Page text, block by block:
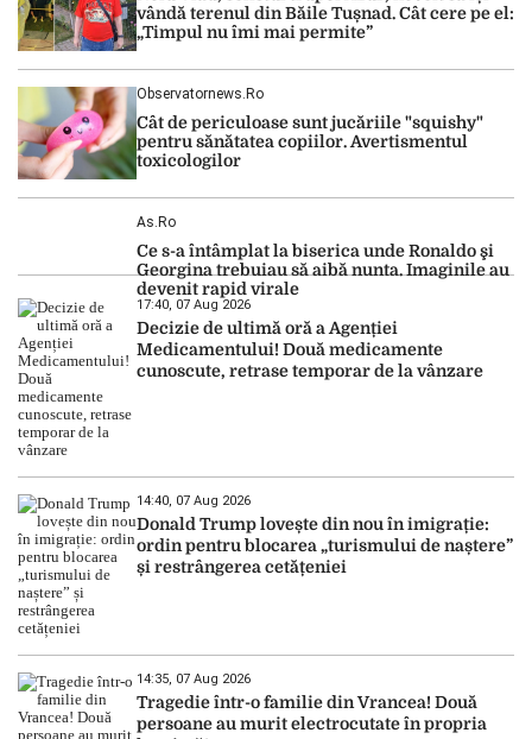
vândă terenul din Băile Tușnad. Cât cere pe el:
„Timpul nu îmi mai permite”
Observatornews.ro
Cât de periculoase sunt jucăriile "squishy"
pentru sănătatea copiilor. Avertismentul
toxicologilor
As.ro
Ce s-a întâmplat la biserica unde Ronaldo şi
Georgina trebuiau să aibă nunta. Imaginile au
devenit rapid virale
17:40, 07 Aug 2026
Decizie de ultimă oră a Agenției
Medicamentului! Două medicamente
cunoscute, retrase temporar de la vânzare
14:40, 07 Aug 2026
Donald Trump lovește din nou în imigrație:
ordin pentru blocarea „turismului de naștere”
și restrângerea cetățeniei
14:35, 07 Aug 2026
Tragedie într-o familie din Vrancea! Două
persoane au murit electrocutate în propria